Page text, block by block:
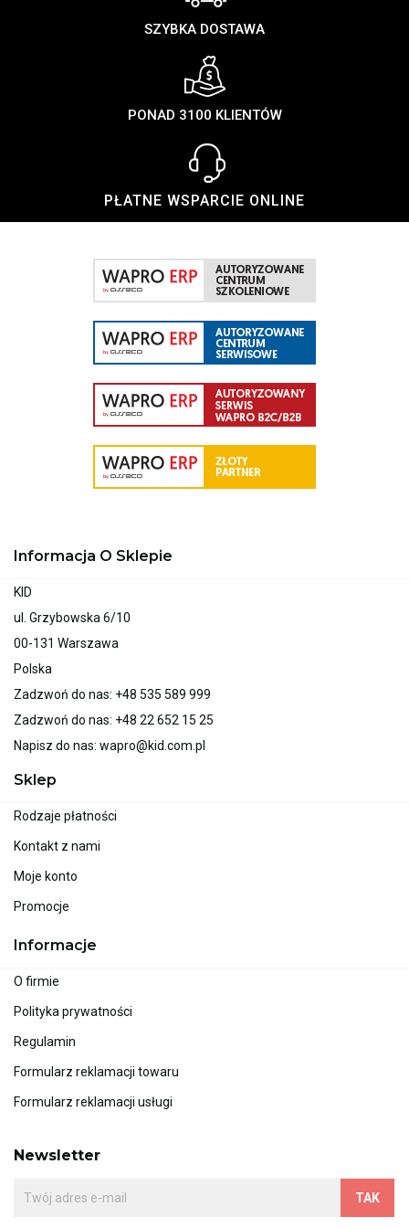
SZYBKA DOSTAWA
PONAD 3100 KLIENTÓW
PŁATNE WSPARCIE ONLINE
Informacja O Sklepie
KID
ul. Grzybowska 6/10
00-131 Warszawa
Polska
Zadzwoń do nas: +48 535 589 999
Zadzwoń do nas: +48 22 652 15 25
Napisz do nas: wapro@kid.com.pl
Sklep
Rodzaje płatności
Kontakt z nami
Moje konto
Promocje
Informacje
O firmie
Polityka prywatności
Regulamin
Formularz reklamacji towaru
Formularz reklamacji usługi
Newsletter